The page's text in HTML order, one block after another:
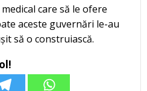
care să le ofere
aceste guvernări le-au
să o construiască.